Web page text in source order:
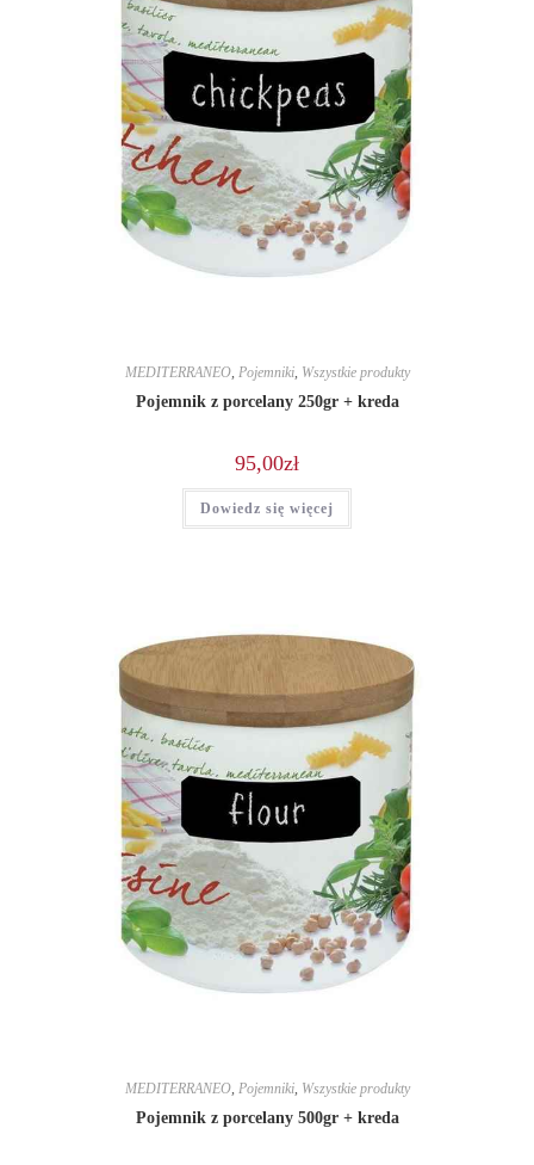
MEDITERRANEO, Pojemniki, Wszystkie produkty
Pojemnik z porcelany 250gr + kreda
95,00zł
Dowiedz się więcej
MEDITERRANEO, Pojemniki, Wszystkie produkty
Pojemnik z porcelany 500gr + kreda